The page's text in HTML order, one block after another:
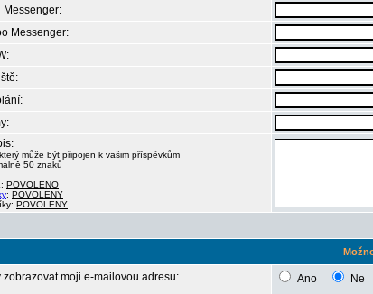
Messenger:
Messenger:
může být připojen k vašim příspěvkům
50 znaků
POVOLENO
: POVOLENY
POVOLENY
zobrazovat moji e-mailovou adresu: Ano
Ne